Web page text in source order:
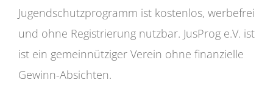
Jugendschutzprogramm ist kostenlos, werbefrei
und ohne Registrierung nutzbar. JusProg e.V. ist
ist ein gemeinnütziger Verein ohne finanzielle
Gewinn-Absichten.